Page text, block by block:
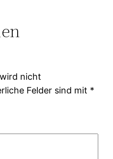
nicht
Felder sind mit *